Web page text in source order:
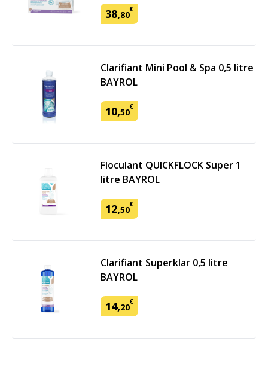
38,80€
Clarifiant Mini Pool & Spa 0,5 litre
BAYROL
10,50€
Floculant QUICKFLOCK Super 1
litre BAYROL
12,50€
Clarifiant Superklar 0,5 litre
BAYROL
14,20€